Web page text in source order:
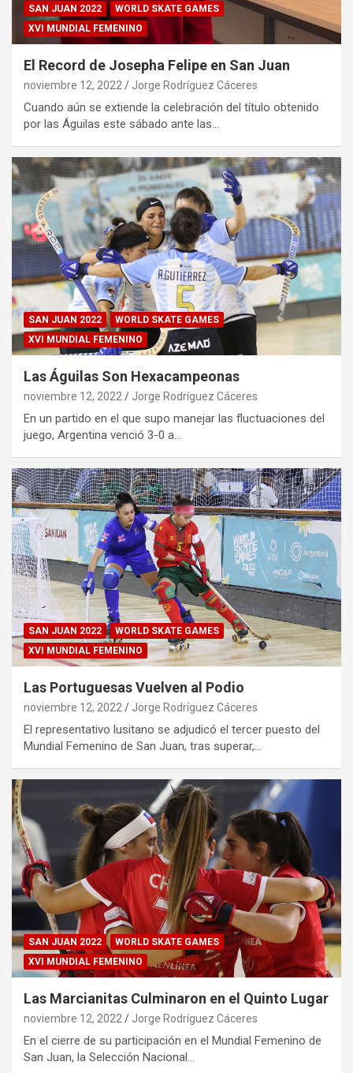
SAN JUAN 2022
WORLD SKATE GAMES
XVI MUNDIAL FEMENINO
El Record de Josepha Felipe en San Juan
noviembre 12, 2022 Jorge Rodríguez Cáceres
Cuando aún se extiende la celebración del título obtenido
por las Águilas este sábado ante las…
SAN JUAN 2022
WORLD SKATE GAMES
XVI MUNDIAL FEMENINO
Las Águilas Son Hexacampeonas
noviembre 12, 2022 Jorge Rodríguez Cáceres
En un partido en el que supo manejar las fluctuaciones del
juego, Argentina venció 3-0 a…
SAN JUAN 2022
WORLD SKATE GAMES
XVI MUNDIAL FEMENINO
Las Portuguesas Vuelven al Podio
noviembre 12, 2022 Jorge Rodríguez Cáceres
El representativo lusitano se adjudicó el tercer puesto del
Mundial Femenino de San Juan, tras superar,…
SAN JUAN 2022
WORLD SKATE GAMES
XVI MUNDIAL FEMENINO
Las Marcianitas Culminaron en el Quinto Lugar
noviembre 12, 2022 Jorge Rodríguez Cáceres
En el cierre de su participación en el Mundial Femenino de
San Juan, la Selección Nacional…